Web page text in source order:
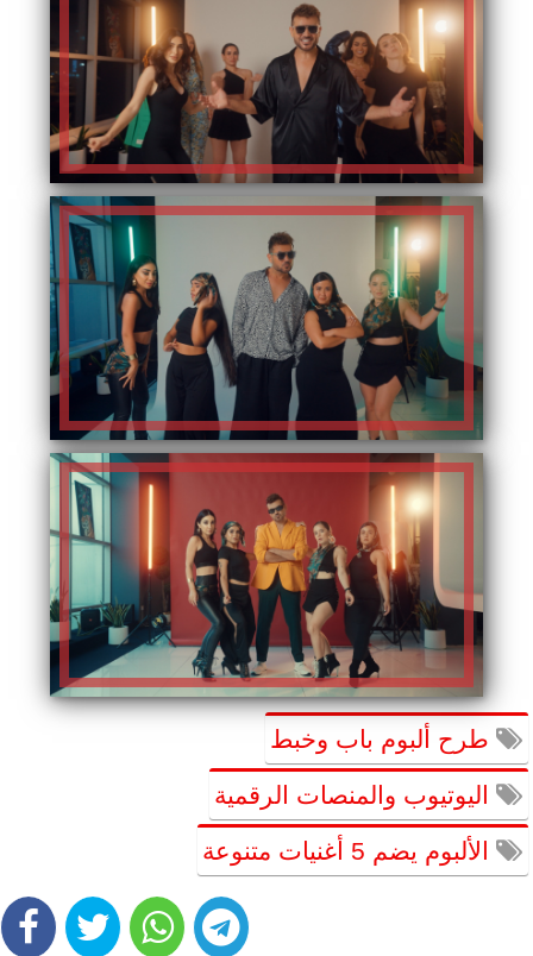
طرح ألبوم باب وخبط
اليوتيوب والمنصات الرقمية
الألبوم يضم 5 أغنيات متنوعة